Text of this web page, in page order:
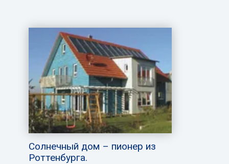
Солнечный дом – пионер из
Роттенбурга.